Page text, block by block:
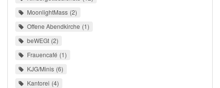
MoonlightMass 2
Offene Abendkirche 1
beWEGt 2
Frauencafé 1
KJG/Minis 6
Kantorei 4